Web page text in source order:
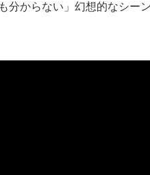
分からない」幻想的なシー